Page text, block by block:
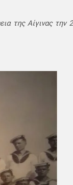
της Αίγινας την